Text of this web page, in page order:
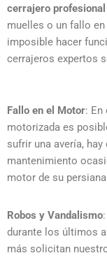
cerrajero profesional
muelles o un fallo
imposible hacer
cerrajeros expertos
Fallo en el Motor: En
motorizada es
sufrir una avería,
mantenimiento
motor de su
Robos y Vandalismo
durante los últimos
más solicitan